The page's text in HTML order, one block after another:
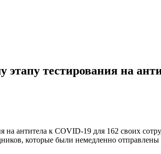
тестирования на
на антитела к COVID-19 для 162 своих
которые были немедленно